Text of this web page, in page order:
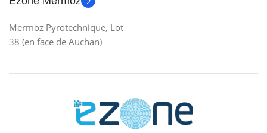
Mermoz Pyrotechnique, Lot
38 (en face de Auchan)